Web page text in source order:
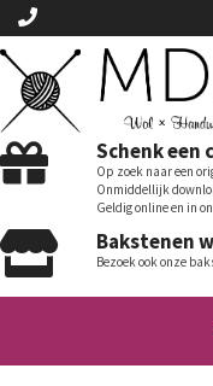
Schenk een
Op zoek naar een
Onmiddellijk
Geldig online en in
Bakstenen
Bezoek ook onze